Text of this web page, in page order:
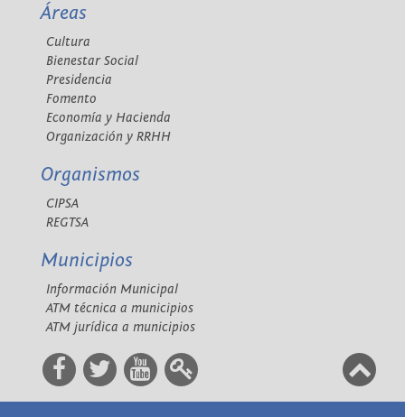
Áreas
Cultura
Bienestar Social
Presidencia
Fomento
Economía y Hacienda
Organización y RRHH
Organismos
CIPSA
REGTSA
Municipios
Información Municipal
ATM técnica a municipios
ATM jurídica a municipios